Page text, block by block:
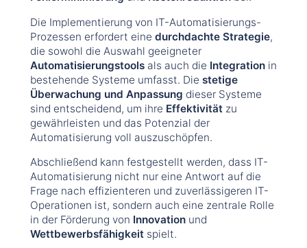
Die Implementierung von IT-Automatisierungs-
Prozessen erfordert eine durchdachte Strategie,
die sowohl die Auswahl geeigneter
Automatisierungstoolsals auch die Integrationin
bestehende Systeme umfasst. Die stetige
Überwachung und Anpassung dieser Systeme
sind entscheidend, um ihre Effektivitätzu
gewährleisten und das Potenzial der
Automatisierung voll auszuschöpfen.
Abschließend kann festgestellt werden, dass IT-
Automatisierung nicht nur eine Antwort auf die
Frage nach effizienteren und zuverlässigeren IT-
Operationen ist, sondern auch eine zentrale Rolle
in der Förderung von Innovationund
Wettbewerbsfähigkeitspielt.